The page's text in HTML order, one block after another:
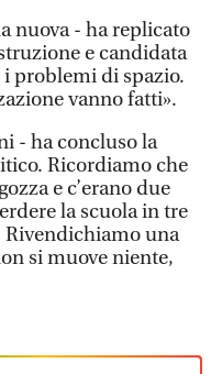
nuova - ha replicato
e candidata
i problemi di spazio.
vanno fatti».
- ha concluso la
Ricordiamo che
e c’erano due
la scuola in tre
Rivendichiamo una
si muove niente,